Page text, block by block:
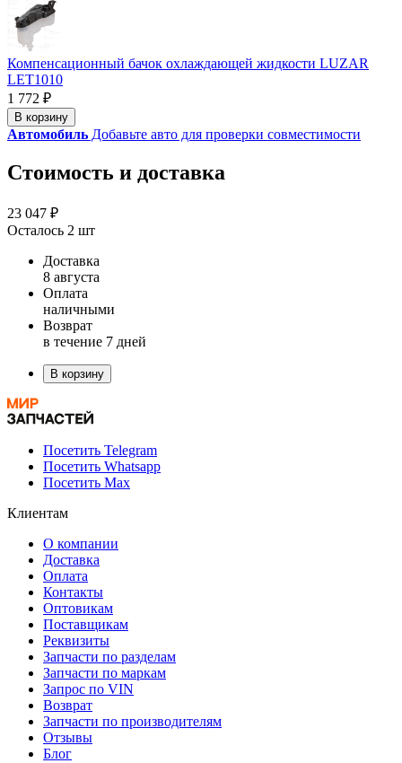
Компенсационный бачок охлаждающей жидкости LUZAR
LET1010
1 772 ₽
В корзину
Автомобиль Добавьте авто для проверки совместимости
Стоимость и доставка
23 047 ₽
Осталось 2 шт
Доставка
8 августа
Оплата
наличными
Возврат
в течение 7 дней
В корзину
Посетить Telegram
Посетить Whatsapp
Посетить Max
Клиентам
О компании
Доставка
Оплата
Контакты
Оптовикам
Поставщикам
Реквизиты
Запчасти по разделам
Запчасти по маркам
Запрос по VIN
Возврат
Запчасти по производителям
Отзывы
Блог